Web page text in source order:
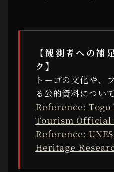
【観測者への補
ク】
トーゴの文化や、
る公的資料につい
Reference:
Tourism Official
Reference:
Heritage